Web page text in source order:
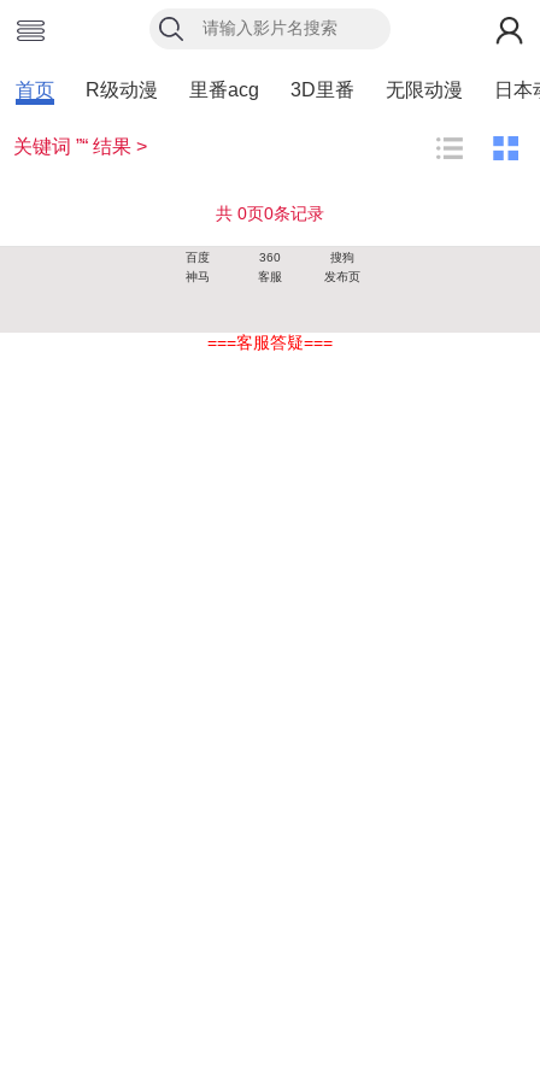
首页 R级动漫 里番acg 3D里番 无限动漫 日本
关键词 ”“ 结果 >
共 0页0条记录
百度 360
搜狗
神马
客服 发布页
===客服答疑===